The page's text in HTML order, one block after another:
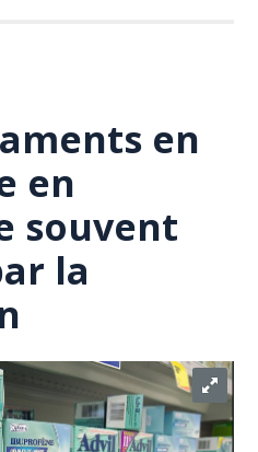
en
en
souvent
la